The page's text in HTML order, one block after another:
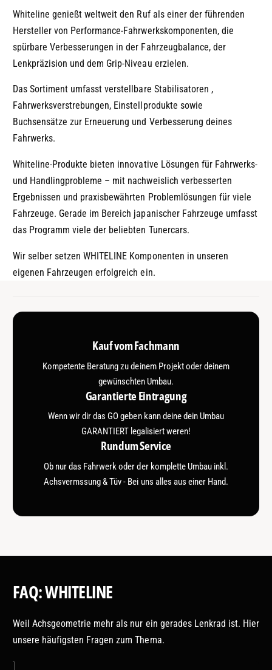
Whiteline genießt weltweit den Ruf als einer der führenden
Hersteller von Performance-Fahrwerkskomponenten, die
spürbare Verbesserungen in der Fahrzeugbalance, der
Lenkpräzision und dem Grip-Niveau erzielen.
Das Sortiment umfasst verstellbare Stabilisatoren ,
Fahrwerksverstrebungen, Einstellprodukte sowie
Buchsensätze zur Erneuerung und Verbesserung deines
Fahrwerks.
Whiteline-Produkte bieten innovative Lösungen für Fahrwerks-
und Handlingprobleme – mit nachweislich verbesserten
Ergebnissen und praxisbewährten Problemlösungen für viele
Fahrzeuge. Gerade im Bereich japanischer Fahrzeuge umfasst
das Programm viele der beliebten Tunercars.
Wir selber setzen WHITELINE Komponenten in unseren
eigenen Fahrzeugen erfolgreich ein.
Kauf vom Fachmann
Kompetente Beratung zu deinem Projekt oder deinem
gewünschten Umbau.
Garantierte Eintragung
Wenn wir dir das GO geben kann deine dein Umbau
GARANTIERT legalisiert weren!
Rundum Service
Ob nur das Fahrwerk oder der komplette Umbau inkl.
Achsvermssung & Tüv - Bei uns alles aus einer Hand.
FAQ: WHITELINE
Weil Achsgeometrie mehr als nur ein gerades Lenkrad ist. Hier
unsere häufigsten Fragen zum Thema.